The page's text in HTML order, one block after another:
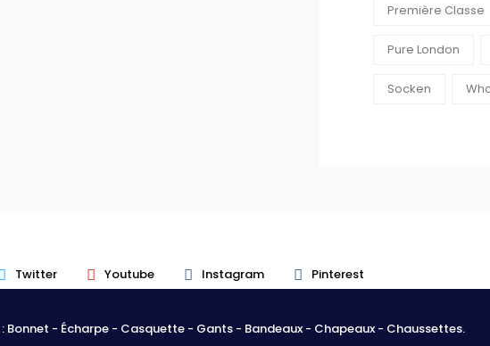
Première Classe
Pure London
Socken
Twitter Youtube Instagram
Pinterest
: Bonnet - Écharpe - Casquette - Gants - Bandeaux - Chapeaux - Chaussettes.